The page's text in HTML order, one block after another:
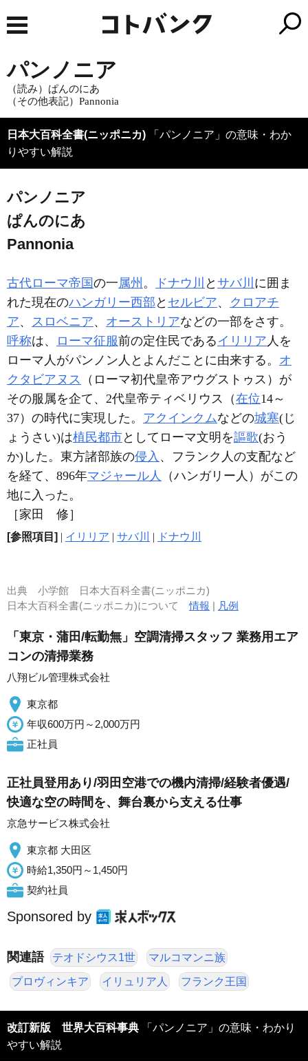
パンノニア
（読み）ぱんのにあ
（その他表記）Pannonia
日本大百科全書(ニッポニカ) 「パンノニア」の意味・わか
りやすい解説
パンノニア
ぱんのにあ
Pannonia
古代ローマ帝国の一属州 。 ドナウ川 と サバ川 に囲ま
れた現在のハンガリー西部 と セルビア、 クロアチ
ア、 スロベニア、 オーストリアなどの一部をさす。
呼称は、 ローマ征服前の定住民である イリリア 人を
ローマ人がパンノン人とよんだことに由来する。 オ
クタビアヌス （ローマ初代皇帝アウグストゥス）が
その服属を企て、2代皇帝ティベリウス（在位14～
37）の時代に実現した。 アクインクムなどの城塞(じ
ょうさい)は植民都市としてローマ文明を謳歌(おう
か)した。東方諸部族の侵入 、フランク人の支配など
を経て、896年マジャール人
（ハンガリー人）がこの
地に入った。
［家田 修］
[参照項目] | イリリア | サバ川 | ドナウ川
出典 小学館 日本大百科全書(ニッポニカ)
日本大百科全書(ニッポニカ)について情報 | 凡例
「東京・蒲田/転勤無」空調清掃スタッフ 業務用エア
コンの清掃業務
八翔ビル管理株式会社
東京都
年収600万円～2,000万円
正社員
正社員登用あり/羽田空港での機内清掃/経験者優遇/
快適な空の時間を、舞台裏から支える仕事
京急サービス株式会社
東京都 大田区
時給1,350円～1,450円
契約社員
Sponsored by
関連語 テオドシウス1世 マルコマンニ族
プロヴィンキア イリュリア人 フランク王国
改訂新版 世界大百科事典 「パンノニア」の意味・わかり
やすい解説